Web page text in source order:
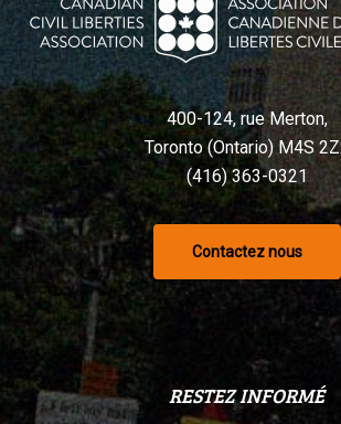
400-124, rue Merton,
Toronto (Ontario) M4S
(416) 363-0321
Contactez nous
RESTEZ INFORMÉ